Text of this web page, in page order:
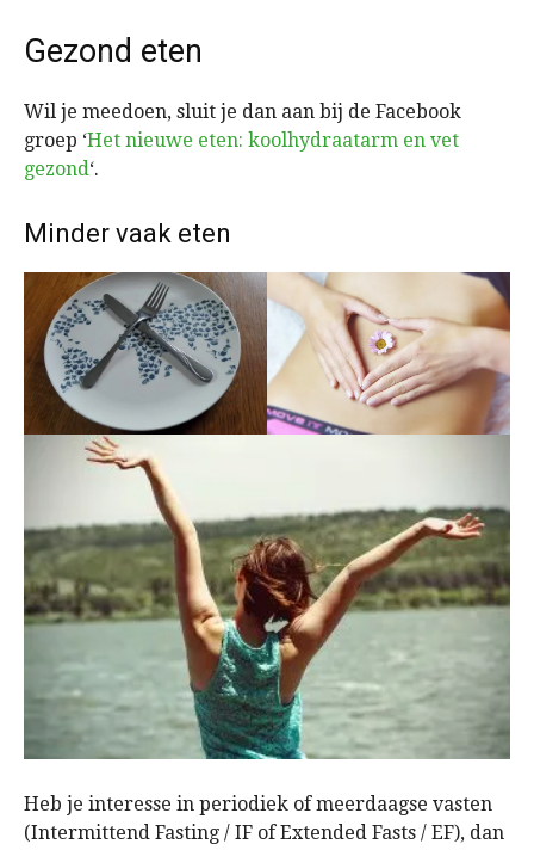
Gezond eten
Wil je meedoen, sluit je dan aan bij de Facebook
groep ‘Het nieuwe eten: koolhydraatarm en vet
gezond‘.
Minder vaak eten
Heb je interesse in periodiek of meerdaagse vasten
(Intermittend Fasting / IF of Extended Fasts / EF), dan